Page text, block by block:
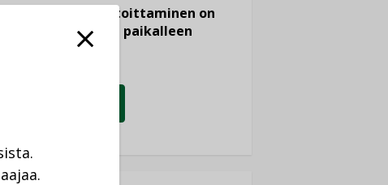
Vesi- ja viemärimitoittaminen on
jämähtänyt ajassa paikalleen